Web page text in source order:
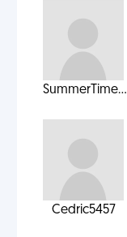
SummerTime...
Cedric5457